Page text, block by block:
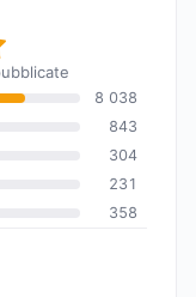
globale:
8 038
843
304
231
358